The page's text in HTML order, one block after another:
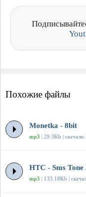
Похожие файлы
Monetka - 8bit
mp3 | 29.3Kb |
HTC - Sms Tone
mp3 | 133.18Kb |